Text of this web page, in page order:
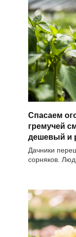
Спасаем
гремучей
дешевый и
Дачники
сорняков.